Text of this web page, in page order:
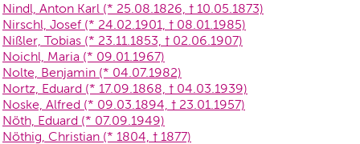
Nindl, Anton Karl (* 25.08.1826, † 10.05.1873)
Nirschl, Josef (* 24.02.1901, † 08.01.1985)
Nißler, Tobias (* 23.11.1853, † 02.06.1907)
Noichl, Maria (* 09.01.1967)
Nolte, Benjamin (* 04.07.1982)
Nortz, Eduard (* 17.09.1868, † 04.03.1939)
Noske, Alfred (* 09.03.1894, † 23.01.1957)
Nöth, Eduard (* 07.09.1949)
Nöthig, Christian (* 1804, † 1877)